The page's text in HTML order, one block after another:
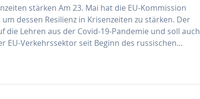
stärken Am 23. Mai hat die EU-Kommission
dessen Resilienz in Krisenzeiten zu stärken. Der
Lehren aus der Covid-19-Pandemie und soll auch
EU-Verkehrssektor seit Beginn des russischen…